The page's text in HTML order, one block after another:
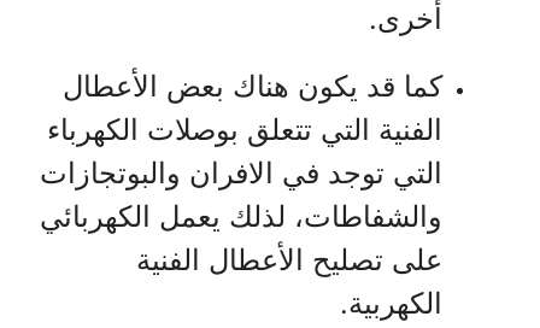
أخرى.
كما قد يكون هناك بعض الأعطال
الفنية التي تتعلق بوصلات الكهرباء
التي توجد في الافران والبوتجازات
والشفاطات، لذلك يعمل الكهربائي
على تصليح الأعطال الفنية
الكهربية.